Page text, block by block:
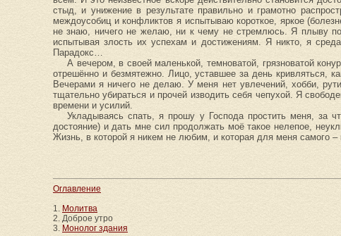
стыд, и унижение в результате правильно и грамотно
междоусобиц и конфликтов я испытываю короткое, яркое
не знаю, ничего не желаю, ни к чему не стремлюсь. Я плыву
испытывая злость их успехам и достижениям. Я никто, я
Парадокс…
А вечером, в своей маленькой, темноватой, грязноватой
отрешённо и безмятежно. Лицо, уставшее за день кривляться,
Вечерами я ничего не делаю. У меня нет увлечений, хобби,
тщательно убираться и прочей изводить себя чепухой. Я
времени и усилий.
Укладываясь спать, я прошу у Господа простить меня, за
достояние) и дать мне сил продолжать моё такое нелепое,
Жизнь, в которой я никем не любим, и которая для меня самого
Оглавление
1. Молитва
2. Доброе утро
3. Монолог здания